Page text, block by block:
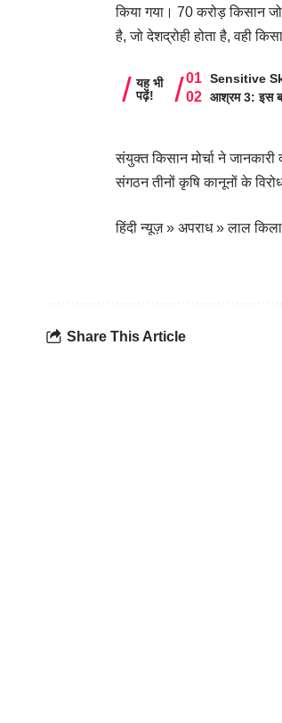
किया गया। 70 करोड़ किसान
है, जो देशद्रोही होता है, वही
यह भी
पढ़ें!
Sensitive
आश्रम 3: इस
संयुक्त किसान मोर्चा ने
संगठन तीनों कृषि कानूनों के
हिंदी न्यूज़» अपराध»लाल
Share This Article